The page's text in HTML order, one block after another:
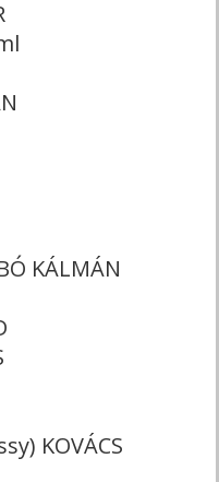
KÁLMÁN
KOVÁCS